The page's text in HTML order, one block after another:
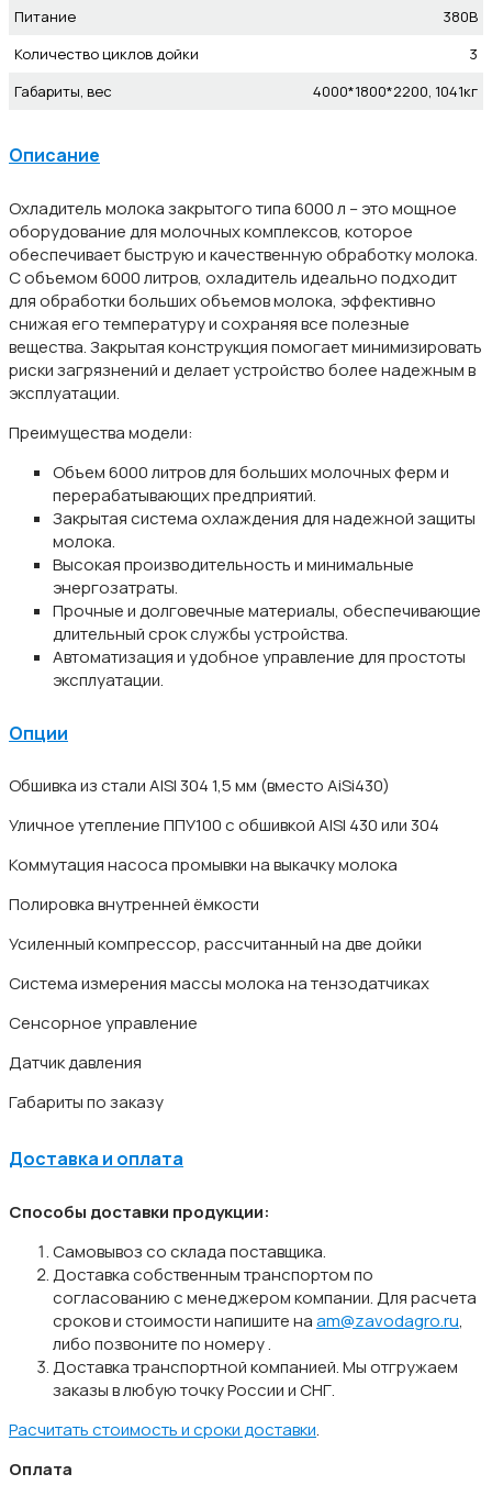
Питание
380В
Количество циклов дойки
3
Габариты, вес
4000*1800*2200, 1041кг
Описание
Охладитель молока закрытого типа 6000 л – это мощное
оборудование для молочных комплексов, которое
обеспечивает быструю и качественную обработку молока.
С объемом 6000 литров, охладитель идеально подходит
для обработки больших объемов молока, эффективно
снижая его температуру и сохраняя все полезные
вещества. Закрытая конструкция помогает минимизировать
риски загрязнений и делает устройство более надежным в
эксплуатации.
Преимущества модели:
Объем 6000 литров для больших молочных ферм и
перерабатывающих предприятий.
Закрытая система охлаждения для надежной защиты
молока.
Высокая производительность и минимальные
энергозатраты.
Прочные и долговечные материалы, обеспечивающие
длительный срок службы устройства.
Автоматизация и удобное управление для простоты
эксплуатации.
Опции
Обшивка из стали AISI 304 1,5 мм (вместо AiSi430)
Уличное утепление ППУ100 с обшивкой AISI 430 или 304
Коммутация насоса промывки на выкачку молока
Полировка внутренней ёмкости
Усиленный компрессор, рассчитанный на две дойки
Система измерения массы молока на тензодатчиках
Сенсорное управление
Датчик давления
Габариты по заказу
Доставка и оплата
Способы доставки продукции:
Самовывоз со склада поставщика.
Доставка собственным транспортом по
согласованию с менеджером компании. Для расчета
сроков и стоимости напишите наam@zavodagro.ru,
либо позвоните по номеру.
Доставка транспортной компанией. Мы отгружаем
заказы в любую точку России и СНГ.
Расчитать стоимость и сроки доставки.
Оплата